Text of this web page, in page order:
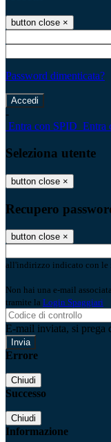
button close ×
Password dimenticata?
-
Entra con SPID Entra
Seleziona utente
button close ×
Recupero
button close ×
all'indirizzo indicato con le
Non hai una e-mail
tramite la Login Spaggiari
E-mail inviata, si prega
Errore
Chiudi
Successo
Chiudi
Informazione